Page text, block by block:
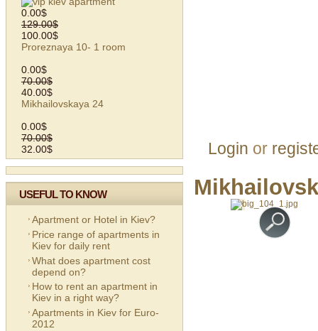
0.00$
129.00$
100.00$
Proreznaya 10- 1 room
0.00$
70.00$
40.00$
Mikhailovskaya 24
0.00$
70.00$
32.00$
USEFUL TO KNOW
Apartment or Hotel in Kiev?
Price range of apartments in
Kiev for daily rent
What does apartment cost
depend on?
How to rent an apartment in
Kiev in a right way?
Apartments in Kiev for Euro-
2012
Login or